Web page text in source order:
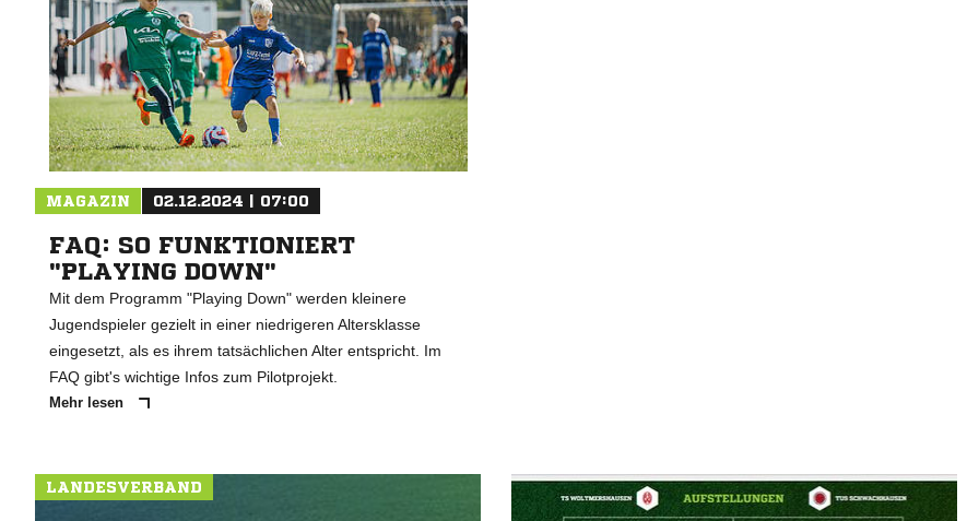
MAGAZIN 02.12.2024 | 07:00
FAQ: SO FUNKTIONIERT
"PLAYING DOWN"
Mit dem Programm "Playing Down" werden kleinere
Jugendspieler gezielt in einer niedrigeren Altersklasse
eingesetzt, als es ihrem tatsächlichen Alter entspricht. Im
FAQ gibt's wichtige Infos zum Pilotprojekt.
Mehr lesen
LANDESVERBAND